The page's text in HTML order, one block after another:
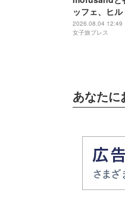
ッフェ、ヒ
にゃんこ達が
2026.08.04 12:49
女子旅プレス
あなたに